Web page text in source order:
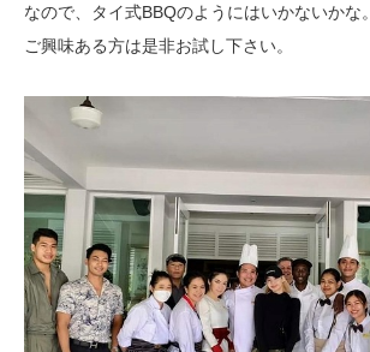
なので、
タイ式BBQのようにはいかないかな。
ご興味ある方は是非お試し下さい。